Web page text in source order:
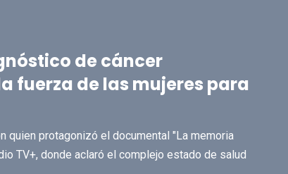
de cáncer
fuerza de las mujeres para
quien protagonizó el documental "La memoria
TV+, donde aclaró el complejo estado de salud